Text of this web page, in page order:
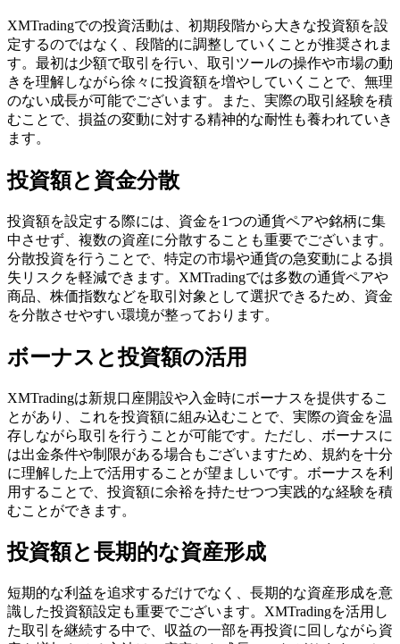
XMTradingでの投資活動は、初期段階から大きな投資額を設
定するのではなく、段階的に調整していくことが推奨されま
す。最初は少額で取引を行い、取引ツールの操作や市場の動
きを理解しながら徐々に投資額を増やしていくことで、無理
のない成長が可能でございます。また、実際の取引経験を積
むことで、損益の変動に対する精神的な耐性も養われていき
ます。
投資額と資金分散
投資額を設定する際には、資金を1つの通貨ペアや銘柄に集
中させず、複数の資産に分散することも重要でございます。
分散投資を行うことで、特定の市場や通貨の急変動による損
失リスクを軽減できます。XMTradingでは多数の通貨ペアや
商品、株価指数などを取引対象として選択できるため、資金
を分散させやすい環境が整っております。
ボーナスと投資額の活用
XMTradingは新規口座開設や入金時にボーナスを提供するこ
とがあり、これを投資額に組み込むことで、実際の資金を温
存しながら取引を行うことが可能です。ただし、ボーナスに
は出金条件や制限がある場合もございますため、規約を十分
に理解した上で活用することが望ましいです。ボーナスを利
用することで、投資額に余裕を持たせつつ実践的な経験を積
むことができます。
投資額と長期的な資産形成
短期的な利益を追求するだけでなく、長期的な資産形成を意
識した投資額設定も重要でございます。XMTradingを活用し
た取引を継続する中で、収益の一部を再投資に回しながら資